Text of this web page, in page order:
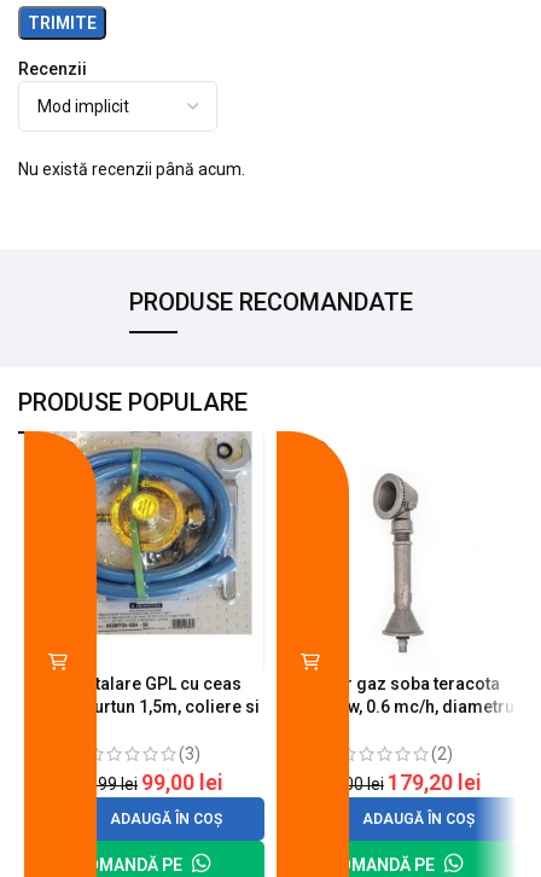
Recenzii
Nu există recenzii până acum.
PRODUSE RECOMANDATE
PRODUSE POPULARE
Kit instalare GPL cu ceas
butelie, furtun 1,5m, coliere si
(3)
120,99lei 99,00 lei
ADAUGĂ ÎN COȘ
COMANDĂ PE
Arzator gaz soba teracota
A600, 6 kw, 0.6 mc/h, diametru
(2)
200,00lei 179,20 lei
ADAUGĂ ÎN COȘ
COMANDĂ PE